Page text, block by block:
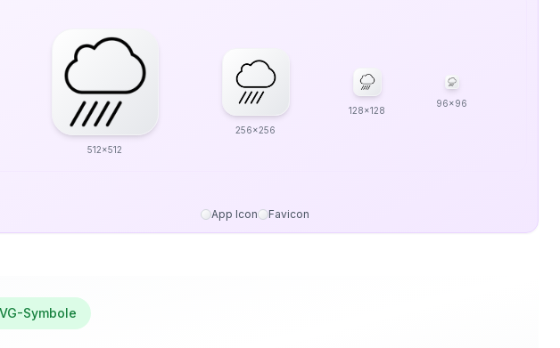
512x512
256x256
128x128
96x96
App Icon Favicon
Symbole